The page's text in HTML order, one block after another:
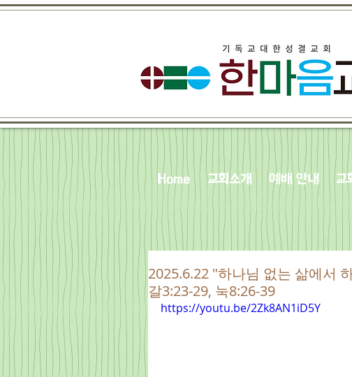
Home 교회소개 예배 안내 교
2025.6.22 "하나님 없는 삶에서
갈3:23-29, 눅8:26-39
https://youtu.be/2Zk8AN1iD5Y